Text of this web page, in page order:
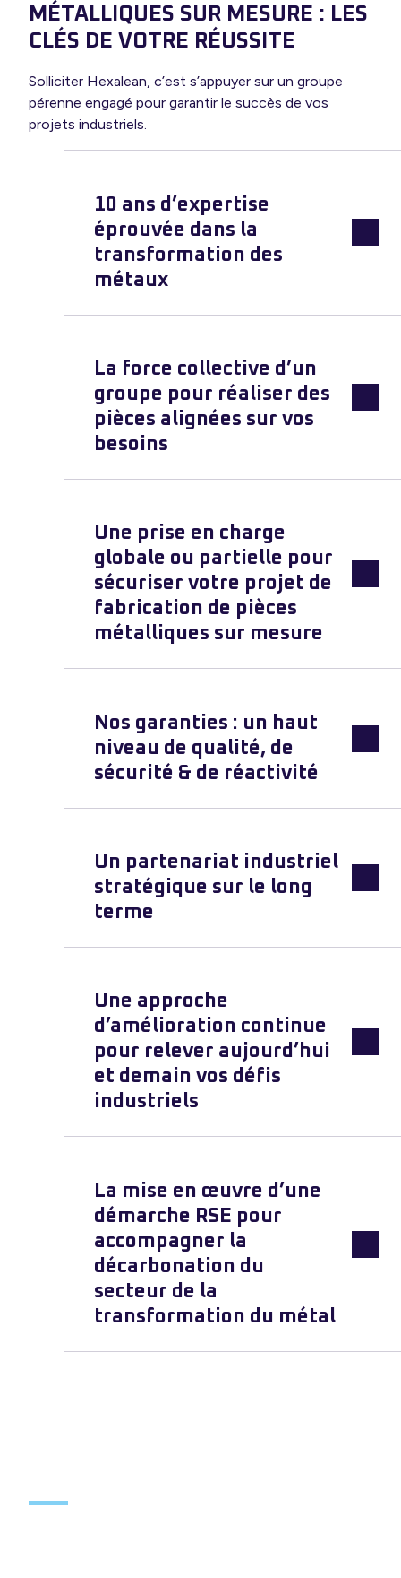
MÉTALLIQUES SUR MESURE : LES
CLÉS DE VOTRE RÉUSSITE
Solliciter Hexalean, c’est s’appuyer sur un groupe
pérenne engagé pour garantir le succès de vos
projets industriels.
10 ans d’expertise
éprouvée dans la
transformation des
métaux
La force collective d’un
groupe pour réaliser des
pièces alignées sur vos
besoins
Une prise en charge
globale ou partielle pour
sécuriser votre projet de
fabrication de pièces
métalliques sur mesure
Nos garanties : un haut
niveau de qualité, de
sécurité & de réactivité
Un partenariat industriel
stratégique sur le long
terme
Une approche
d’amélioration continue
pour relever aujourd’hui
et demain vos défis
industriels
La mise en œuvre d’une
démarche RSE pour
accompagner la
décarbonation du
secteur de la
transformation du métal